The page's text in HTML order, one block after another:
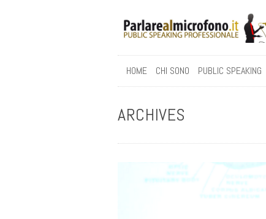
HOME CHI SONO PUBLIC SPEAKING
ARCHIVES